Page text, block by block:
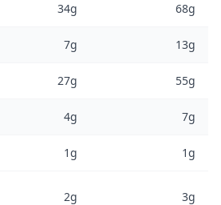
34g 68g
7g 13g
27g 55g
4g 7g
1g 1g
2g 3g